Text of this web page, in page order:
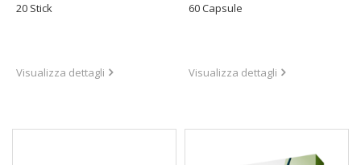
20 Stick
Visualizza dettagli
60 Capsule
Visualizza dettagli